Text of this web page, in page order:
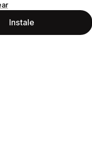
Instale